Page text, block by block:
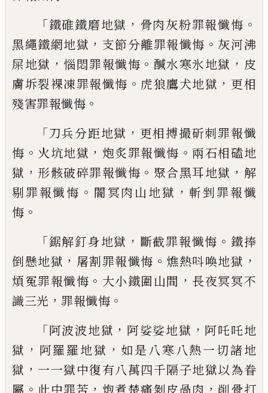
「鐵碓鐵磨地獄 ， 骨肉灰粉罪報懺悔 。
黑繩鐵網地獄 ， 支節分離罪報懺悔 。 灰河沸
屎地獄 ， 惱悶罪報懺悔 。 醎水寒氷地獄 ， 皮
膚坼裂裸凍罪報懺悔 。 虎狼鷹犬地獄 ， 更相
殘害罪報懺悔 。
「刀兵分距地獄 ， 更相搏撮斫刺罪報懺
悔 。 火坑地獄 ， 炮炙罪報懺悔 。兩石相磕地
獄 ， 形骸破碎罪報懺悔 。 聚合黑耳地獄 ， 解
剔罪報懺悔 。 闇冥肉山地獄 ，斬剉罪報懺
悔 。
「鋸解釘身地獄 ， 斷截罪報懺悔 。 鐵捧
倒懸地獄 ， 屠割罪報懺悔 。 燋熱呌喚地獄 ，
煩冤罪報懺悔 。 大小鐵圍山間 ， 長夜冥冥不
識三光 ， 罪報懺悔 。
「阿波波地獄 ， 阿娑娑地獄 ， 阿吒吒地
獄 ， 阿羅羅地獄 ， 如是八寒八熱一切諸地
獄 ， 一一獄中復有八萬四千隔子地獄以為眷
屬 。 此中罪苦 ， 炮煮楚痛剝皮咼肉 ， 削骨打